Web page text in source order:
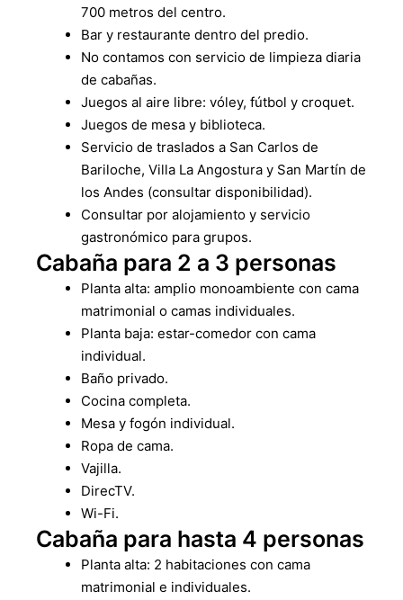
700 metros del centro.
Bar y restaurante dentro del predio.
No contamos con servicio de limpieza diaria
de cabañas.
Juegos al aire libre: vóley, fútbol y croquet.
Juegos de mesa y biblioteca.
Servicio de traslados a San Carlos de
Bariloche, Villa La Angostura y San Martín de
los Andes (consultar disponibilidad).
Consultar por alojamiento y servicio
gastronómico para grupos.
Cabaña para 2 a 3 personas
Planta alta: amplio monoambiente con cama
matrimonial o camas individuales.
Planta baja: estar-comedor con cama
individual.
Baño privado.
Cocina completa.
Mesa y fogón individual.
Ropa de cama.
Vajilla.
DirecTV.
Wi-Fi.
Cabaña para hasta 4 personas
Planta alta: 2 habitaciones con cama
matrimonial e individuales.